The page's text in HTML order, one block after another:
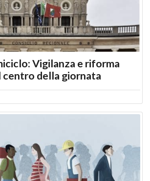
Vigilanza e riforma
della giornata